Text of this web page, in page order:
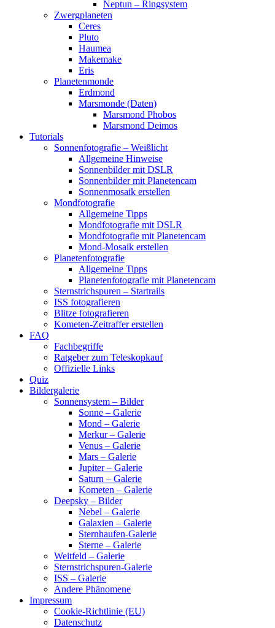
Neptun – Ringsystem
Zwergplaneten
Ceres
Pluto
Haumea
Makemake
Eris
Planetenmonde
Erdmond
Marsmonde (Daten)
Marsmond Phobos
Marsmond Deimos
Tutorials
Sonnenfotografie – Weißlicht
Allgemeine Hinweise
Sonnenbilder mit DSLR
Sonnenbilder mit Planetencam
Sonnenmosaik erstellen
Mondfotografie
Allgemeine Tipps
Mondfotografie mit DSLR
Mondfotografie mit Planetencam
Mond-Mosaik erstellen
Planetenfotografie
Allgemeine Tipps
Planetenfotografie mit Planetencam
Sternstrichspuren – Startrails
ISS fotografieren
Blitze fotografieren
Kometen-Zeitraffer erstellen
FAQ
Fachbegriffe
Ratgeber zum Teleskopkauf
Offizielle Links
Quiz
Bildergalerie
Sonnensystem – Bilder
Sonne – Galerie
Mond – Galerie
Merkur – Galerie
Venus – Galerie
Mars – Galerie
Jupiter – Galerie
Saturn – Galerie
Kometen – Galerie
Deepsky – Bilder
Nebel – Galerie
Galaxien – Galerie
Sternhaufen-Galerie
Sterne – Galerie
Weitfeld – Galerie
Sternstrichspuren-Galerie
ISS – Galerie
Andere Phänomene
Impressum
Cookie-Richtlinie (EU)
Datenschutz